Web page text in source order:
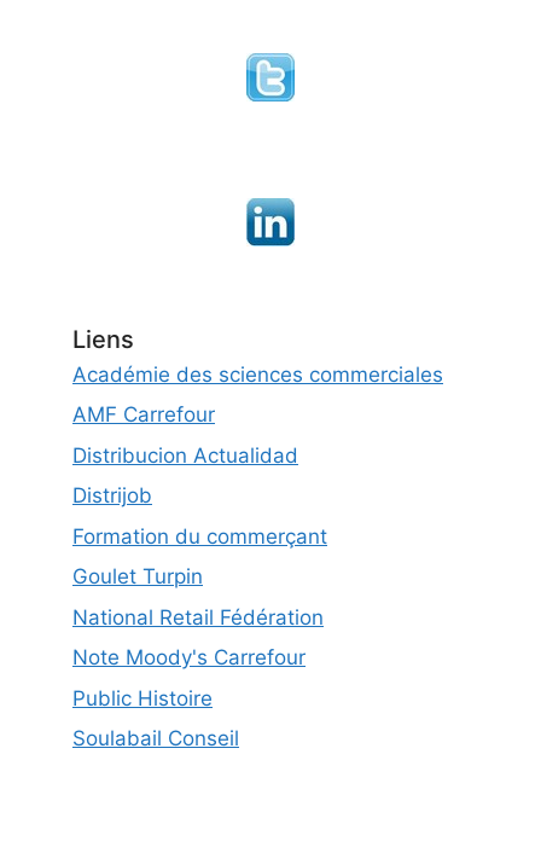
Liens
Académie des sciences commerciales
AMF Carrefour
Distribucion Actualidad
Distrijob
Formation du commerçant
Goulet Turpin
National Retail Fédération
Note Moody's Carrefour
Public Histoire
Soulabail Conseil